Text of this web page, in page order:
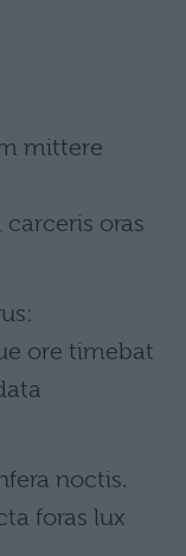
mittere
oras
ore timebat
noctis.
foras lux